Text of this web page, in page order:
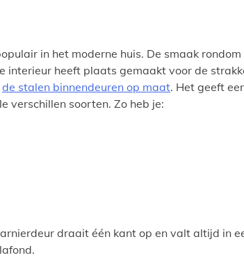
in het moderne huis. De smaak rondom
interieur heeft plaats gemaakt voor de
de stalen binnendeuren op maat. Het geeft
verschillen soorten. Zo heb je:
draait één kant op en valt altijd in